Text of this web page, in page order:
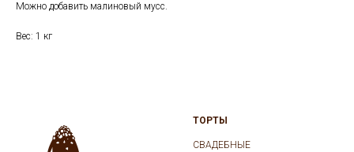
Можно добавить малиновый мусс.
Вес: 1 кг
ТОРТЫ
СВАДЕБНЫЕ